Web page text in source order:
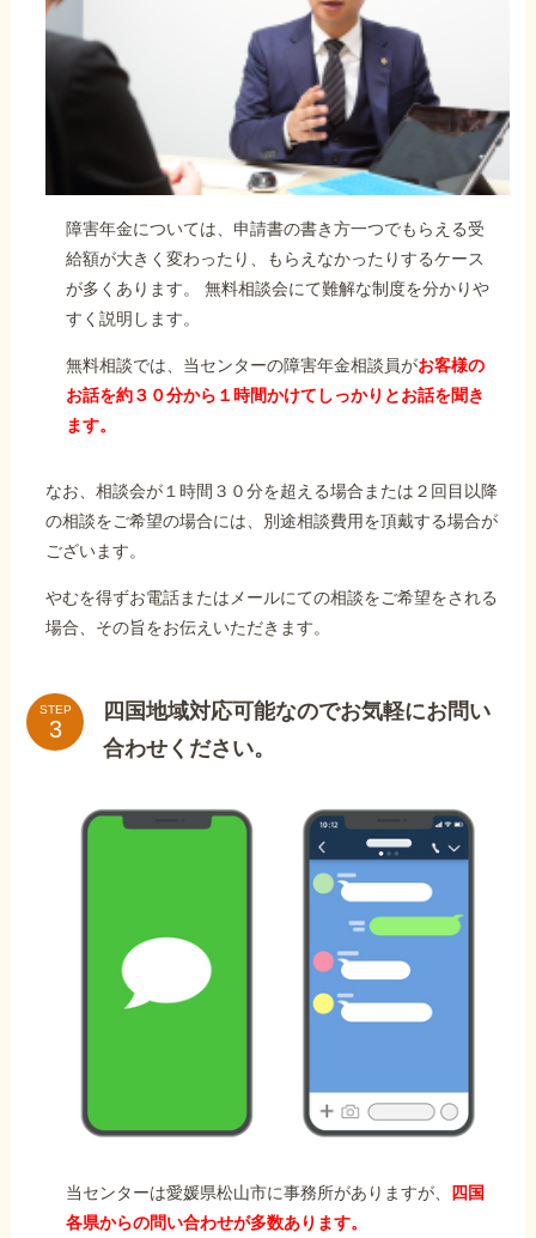
障害年金については、申請書の書き方一つでもらえる受
給額が大きく変わったり、もらえなかったりするケース
が多くあります。 無料相談会にて難解な制度を分かりや
すく説明します。
無料相談では、当センターの障害年金相談員がお客様の
お話を約３０分から１時間かけてしっかりとお話を聞き
ます。
なお、相談会が１時間３０分を超える場合または２回目以降
の相談をご希望の場合には、別途相談費用を頂戴する場合が
ございます。
やむを得ずお電話またはメールにての相談をご希望をされる
場合、その旨をお伝えいただきます。
STEP
四国地域対応可能なのでお気軽にお問い
合わせください。
当センターは愛媛県松山市に事務所がありますが、
四国
各県からの問い合わせが多数あります。